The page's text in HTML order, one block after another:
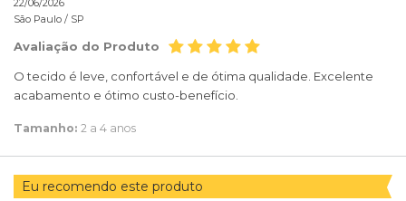
22/06/2026
São Paulo / SP
Avaliação do Produto
O tecido é leve, confortável e de ótima qualidade. Excelente
acabamento e ótimo custo-benefício.
Tamanho: 2 a 4 anos
Eu recomendo este produto